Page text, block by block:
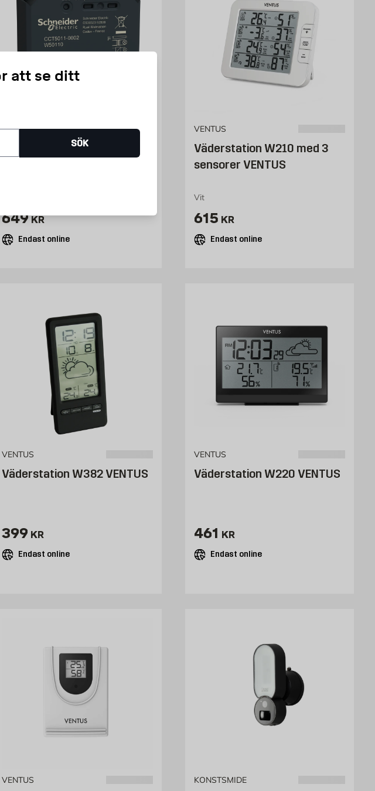
att se ditt
SÖK
SCHNEIDER
Smart Strömställarpuck
Pris 649 kr
649 KR
Endast online
VENTUS
Väderstation W210 med 3
sensorer VENTUS
Vit
Pris 615 kr
615 KR
Endast online
VENTUS
Väderstation W382 VENTUS
Pris 399 kr
399 KR
Endast online
VENTUS
Väderstation W220 VENTUS
Pris 461 kr
461 KR
Endast online
VENTUS KONSTSMIDE